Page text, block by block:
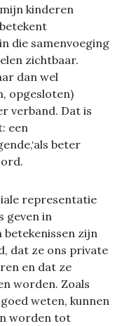
kinderen
die samenvoeging
zichtbaar.
dan wel
opgesloten)
verband. Dat is
een
beter
representatie
geven in
betekenissen zijn
dat ze ons private
en dat ze
worden. Zoals
weten, kunnen
worden tot